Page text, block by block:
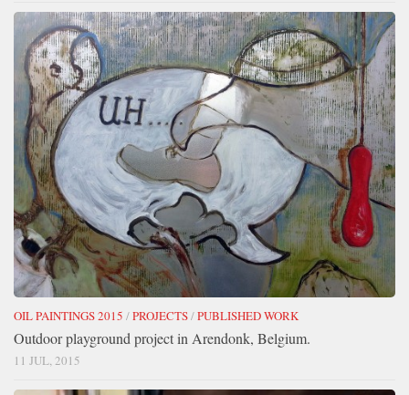
OIL PAINTINGS 2015 /PROJECTS/PUBLISHED WORK
Outdoor playground project in Arendonk, Belgium.
11 JUL, 2015